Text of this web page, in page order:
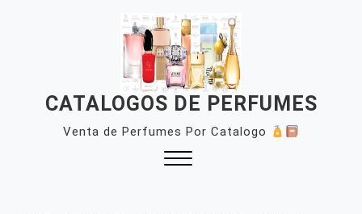
CATALOGOS DE PERFUMES
Venta de Perfumes Por Catalogo